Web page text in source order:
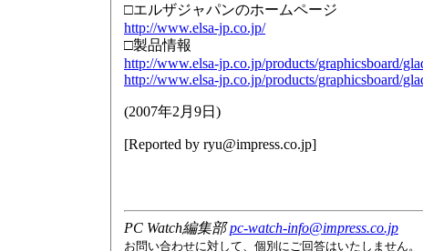
□エルザジャパンのホームページ
http://www.elsa-jp.co.jp/
□製品情報
http://www.elsa-jp.co.jp/products/graphicsboard/
http://www.elsa-jp.co.jp/products/graphicsboard/
(2007年2月9日 )
[Reported by ryu@impress.co.jp]
PC Watch編集部pc-watch-info@impress.co.jp
お問い合わせに対して、個別にご回答はいたしません。